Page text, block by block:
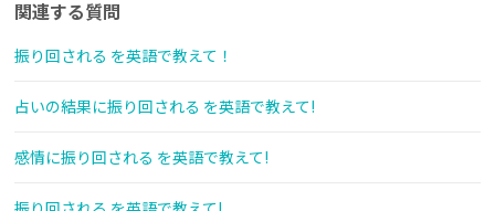
関連する質問
振り回される を英語で教えて！
占いの結果に振り回される を英語で教えて!
感情に振り回される を英語で教えて!